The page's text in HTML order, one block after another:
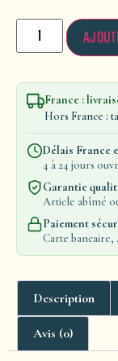
France :
Hors France :
Délais France
4 à 24 jours
Garantie
Article abîmé
Paiement
Carte bancaire,
Description
Avis (0)